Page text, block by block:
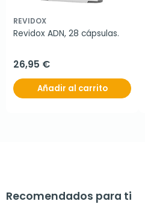
REVIDOX
Revidox ADN, 28 cápsulas.
26,95 €
Añadir al carrito
Recomendados para ti